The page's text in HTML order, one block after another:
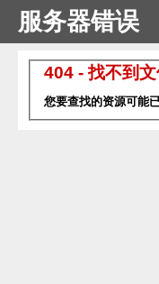
服务器错误
404 - 找不到文
您要查找的资源可能